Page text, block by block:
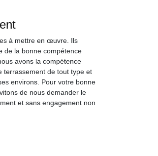
à mettre en œuvre. Ils
de la bonne compétence
avons la compétence
terrassement de tout type et
environs. Pour votre bonne
de nous demander le
et sans engagement non